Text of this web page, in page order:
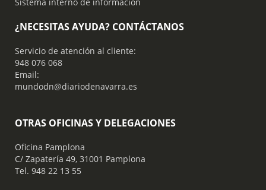
Sistema interno de información
¿NECESITAS AYUDA? CONTÁCTANOS
Servicio de atención al cliente:
948 076 068
Email:
mundodn@diariodenavarra.es
OTRAS OFICINAS Y DELEGACIONES
Oficina Pamplona
C/ Zapatería 49, 31001 Pamplona
Tel. 948 22 13 55